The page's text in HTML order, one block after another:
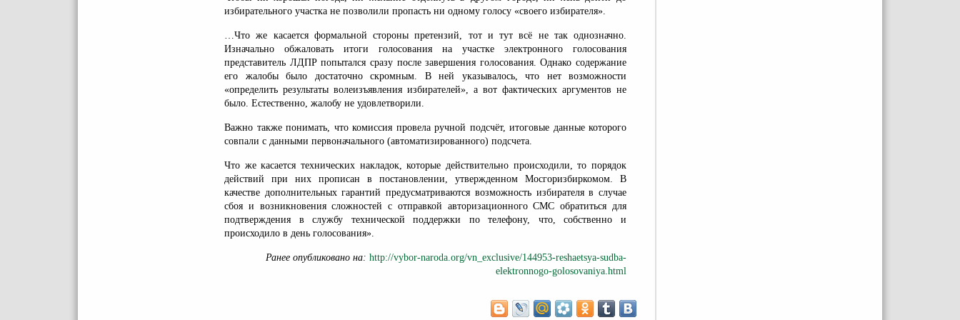
избирательного участка не позволили пропасть ни одному голосу «своего избирателя».
…Что же касается формальной стороны претензий, тот и тут всё не так однозначно.
Изначально обжаловать итоги голосования на участке электронного голосования
представитель ЛДПР попытался сразу после завершения голосования. Однако содержание
его жалобы было достаточно скромным. В ней указывалось, что нет возможности
«определить результаты волеизъявления избирателей», а вот фактических аргументов не
было. Естественно, жалобу не удовлетворили.
Важно также понимать, что комиссия провела ручной подсчёт, итоговые данные которого
совпали с данными первоначального (автоматизированного) подсчета.
Что же касается технических накладок, которые действительно происходили, то порядок
действий при них прописан в постановлении, утвержденном Мосгоризбиркомом. В
качестве дополнительных гарантий предусматриваются возможность избирателя в случае
сбоя и возникновения сложностей с отправкой авторизационного СМС обратиться для
подтверждения в службу технической поддержки по телефону, что, собственно и
происходило в день голосования».
Ранее опубликовано на: http://vybor-naroda.org/vn_exclusive/144953-reshaetsya-sudba-
elektronnogo-golosovaniya.html